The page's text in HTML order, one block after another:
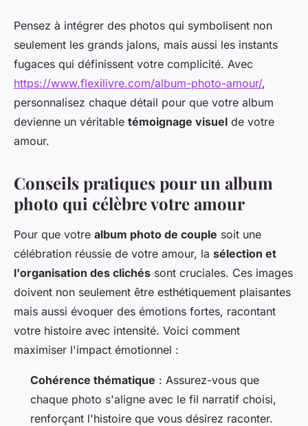
Pensez à intégrer des photos qui symbolisent non
seulement les grands jalons, mais aussi les instants
fugaces qui définissent votre complicité. Avec
https://www.flexilivre.com/album-photo-amour/,
personnalisez chaque détail pour que votre album
devienne un véritable témoignage visuel de votre
amour.
Conseils pratiques pour un album
photo qui célèbre votre amour
Pour que votre album photo de couple soit une
célébration réussie de votre amour, la sélection et
l'organisation des clichés sont cruciales. Ces images
doivent non seulement être esthétiquement plaisantes
mais aussi évoquer des émotions fortes, racontant
votre histoire avec intensité. Voici comment
maximiser l'impact émotionnel :
Cohérence thématique : Assurez-vous que
chaque photo s'aligne avec le fil narratif choisi,
renforçant l'histoire que vous désirez raconter.